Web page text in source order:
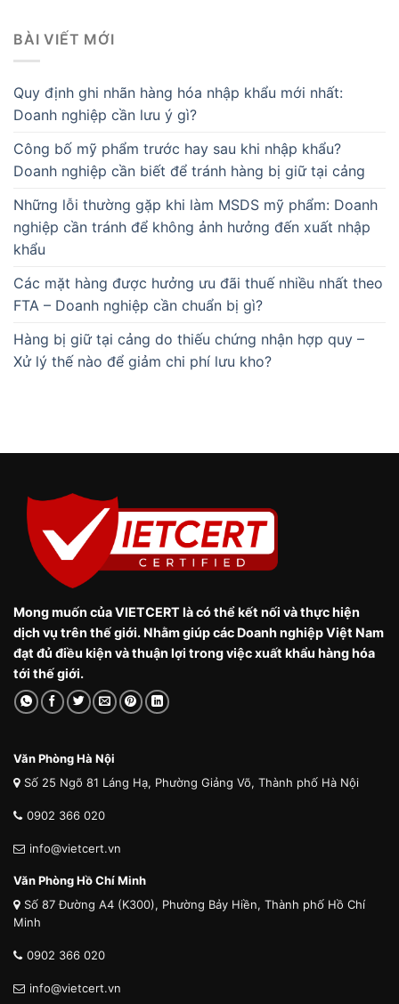
BÀI VIẾT MỚI
Quy định ghi nhãn hàng hóa nhập khẩu mới nhất:
Doanh nghiệp cần lưu ý gì?
Công bố mỹ phẩm trước hay sau khi nhập khẩu?
Doanh nghiệp cần biết để tránh hàng bị giữ tại cảng
Những lỗi thường gặp khi làm MSDS mỹ phẩm: Doanh
nghiệp cần tránh để không ảnh hưởng đến xuất nhập
khẩu
Các mặt hàng được hưởng ưu đãi thuế nhiều nhất theo
FTA – Doanh nghiệp cần chuẩn bị gì?
Hàng bị giữ tại cảng do thiếu chứng nhận hợp quy –
Xử lý thế nào để giảm chi phí lưu kho?
Mong muốn của VIETCERT là có thể kết nối và thực hiện
dịch vụ trên thế giới. Nhằm giúp các Doanh nghiệp Việt Nam
đạt đủ điều kiện và thuận lợi trong việc xuất khẩu hàng hóa
tới thế giới.
Văn Phòng Hà Nội
Số 25 Ngõ 81 Láng Hạ, Phường Giảng Võ, Thành phố Hà Nội
0902 366 020
info@vietcert.vn
Văn Phòng Hồ Chí Minh
Số 87 Đường A4 (K300), Phường Bảy Hiền, Thành phố Hồ Chí
Minh
0902 366 020
info@vietcert.vn